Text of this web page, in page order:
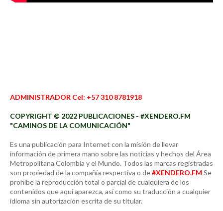
ADMINISTRADOR Cel: +57 310 8781918
COPYRIGHT © 2022 PUBLICACIONES - #XENDERO.FM
"CAMINOS DE LA COMUNICACIÓN"
Es una publicación para Internet con la misión de llevar
información de primera mano sobre las noticias y hechos del Área
Metropolitana Colombia y el Mundo. Todos las marcas registradas
son propiedad de la compañía respectiva o de#XENDERO.FM Se
prohíbe la reproducción total o parcial de cualquiera de los
contenidos que aquí aparezca, así como su traducción a cualquier
idioma sin autorización escrita de su titular.